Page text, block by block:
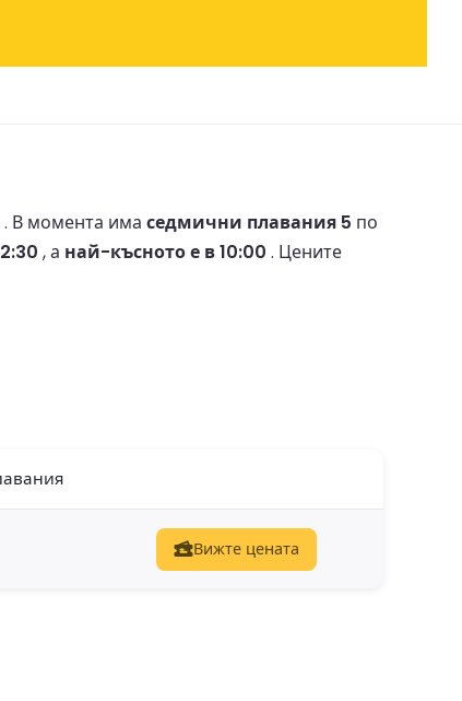
. В момента има седмични плавания 5 по
, а най-късното е в 10:00 . Цените
Вижте цената